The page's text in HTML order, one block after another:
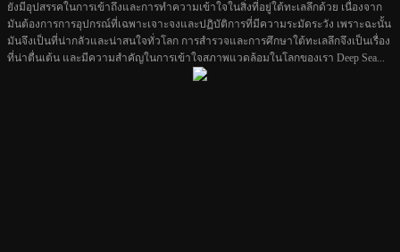
ยังมีอุปสรรคในการเข้าถึงและการทำความเข้าใจในสิ่งที่อยู่ใต้ทะเลลึกด้วย เนื่องจาก
มันต้องการการอุปกรณ์ที่เฉพาะเจาะจงและปฏิบัติการที่มีความระมัดระวัง เพราะฉะนั้น
มันจึงเป็นที่น่ากลัวและน่าสนใจทั่วโลก การสำรวจและการศึกษาใต้ทะเลลึกจึงเป็นเรื่อง
ที่น่าตื่นเต้น และมีความสำคัญในการเข้าใจสภาพแวดล้อมในโลกของเรา Deep Sea...